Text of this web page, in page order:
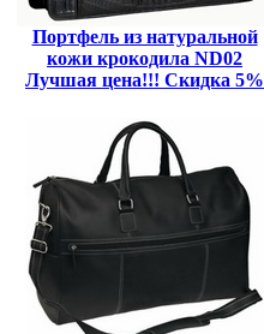
Портфель из натуральной
кожи крокодила ND02
Лучшая цена!!! Скидка 5%